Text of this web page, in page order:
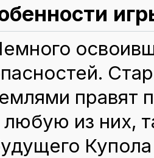
правят
любую из них,